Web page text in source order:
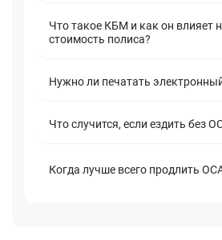
Что такое КБМ и как он влияет
стоимость полиса?
Нужно ли печатать
Что случится, если ездить без
Когда лучше всего продлить